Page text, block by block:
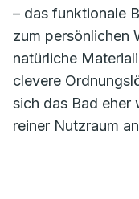
– das funktionale
zum persönlichen
natürliche
clevere
sich das Bad eher
reiner Nutzraum